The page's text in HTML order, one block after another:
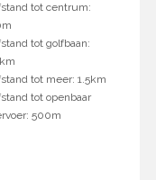
tot centrum:
tot golfbaan:
tot meer: 1.5km
tot openbaar
500m